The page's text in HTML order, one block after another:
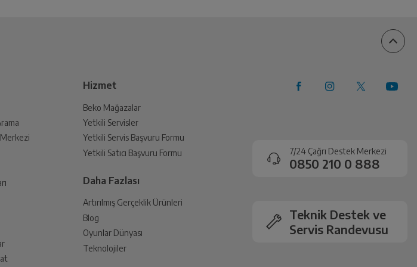
Merkezi
Hizmet
Beko Mağazalar
Yetkili Servisler
Yetkili Servis Başvuru Formu
Yetkili Satıcı Başvuru Formu
Daha Fazlası
Artırılmış Gerçeklik Ürünleri
Blog
Oyunlar Dünyası
Teknolojiler
7/24 Çağrı Destek Merkezi
0850 210 0 888
Teknik Destek ve
Servis Randevusu